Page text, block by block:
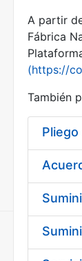
A partir
Fábrica
(https://
También